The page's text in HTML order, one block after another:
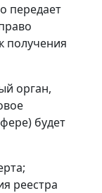
передает
получения
орган,
будет
реестра